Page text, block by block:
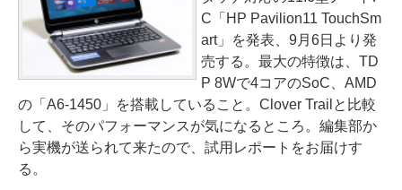
C「HP Pavilion11 TouchSm
art」を発表、9月6日より発
売する。最大の特徴は、TD
P 8Wで4コアのSoC、AMD
の「A6-1450」を搭載していること。Clover Trailと比較
して、そのパフォーマンスが気になるところ。編集部か
ら実機が送られて来たので、試用レポートをお届けす
る。